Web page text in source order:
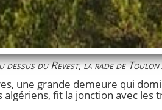
dessus du Revest, la rade de
une grande demeure qui
fit la jonction avec les